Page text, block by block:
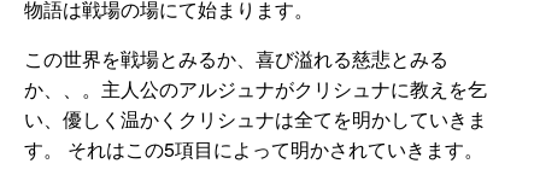
物語は戦場の場にて始まります。
この世界を戦場とみるか、喜び溢れる慈悲とみる
か、、。主人公のアルジュナがクリシュナに教えを乞
い、優しく温かくクリシュナは全てを明かしていきま
す。 それはこの5項目によって明かされていきます。